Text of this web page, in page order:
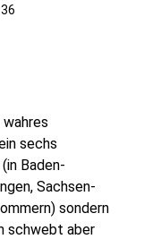
sechs
Baden-
Sachsen-
sondern
schwebt aber